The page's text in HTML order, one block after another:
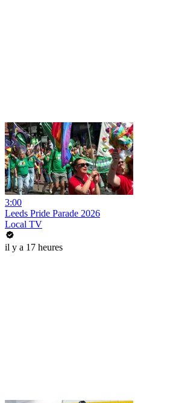
3:00
Leeds Pride Parade 2026
Local TV
il y a 17 heures